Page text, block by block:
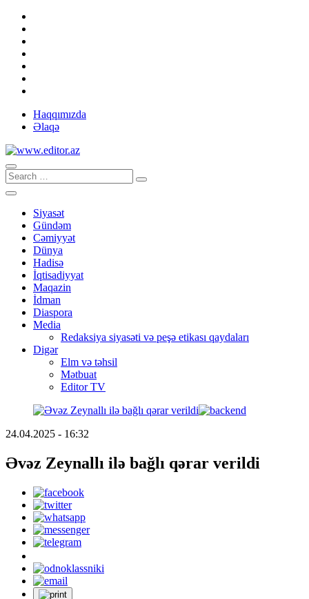
Haqqımızda
Əlaqə
Siyasət
Gündəm
Cəmiyyət
Dünya
Hadisə
İqtisadiyyat
Maqazin
İdman
Diaspora
Media
Redaksiya siyasəti və peşə etikası qaydaları
Digər
Elm və təhsil
Mətbuat
Editor TV
24.04.2025 - 16:32
Əvəz Zeynallı ilə bağlı qərar verildi